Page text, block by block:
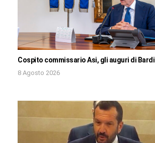
Cospito commissario Asi, gli auguri di Bardi
8 Agosto 2026